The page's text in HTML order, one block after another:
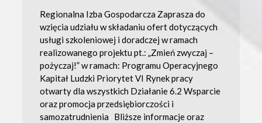
Regionalna Izba Gospodarcza Zaprasza do
wzięcia udziału w składaniu ofert dotyczących
usługi szkoleniowej i doradczej w ramach
realizowanego projektu pt.: „Zmień zwyczaj –
pożyczaj!” w ramach: Programu Operacyjnego
Kapitał Ludzki Priorytet VI Rynek pracy
otwarty dla wszystkich Działanie 6.2 Wsparcie
oraz promocja przedsiębiorczości i
samozatrudnienia Bliższe informacje oraz